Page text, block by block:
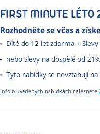
FIRST MINUTE LÉTO
Rozhodněte se včas a
Dítě do 12 let zdarma +
nebo Slevy na dospělé od 21%
Tyto nabídky se nevztahují na
Info o uvedených nabídkách naleznete